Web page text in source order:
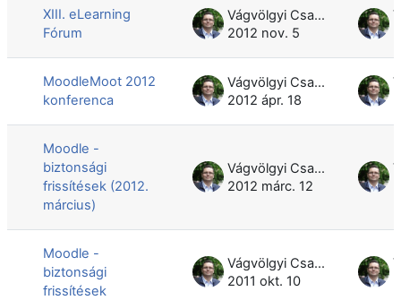
XIII. eLearning
Fórum
Vágvölgyi Csaba
2012 nov. 5
MoodleMoot 2012
konferenca
Vágvölgyi Csaba
2012 ápr. 18
Moodle -
biztonsági
frissítések (2012.
március)
Vágvölgyi Csaba
2012 márc. 12
Moodle -
biztonsági
frissítések
Vágvölgyi Csaba
2011 okt. 10